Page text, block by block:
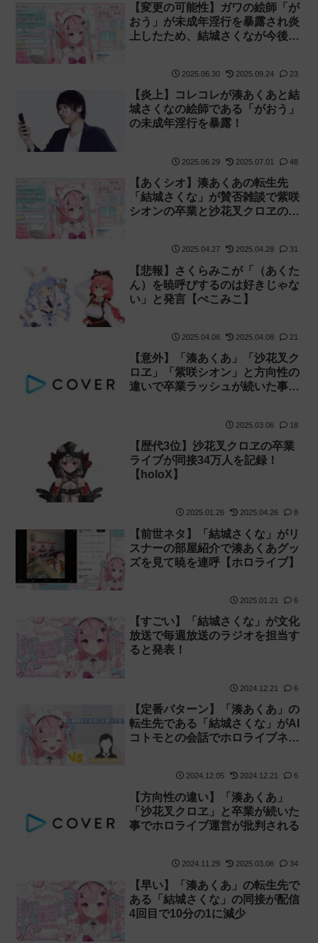
【変更の可能性】ガワの絵師「が
おう」が未成年淫行を暴露され炎
上したため、結城さくなが今後の
2025.06.30 2025.09.24 23
【炎上】コレコレが湊あくあと結
城さくなの絵師である「がおう」
の未成年淫行を暴露！
2025.06.29 2025.07.01 48
【あくシオ】湊あくあの転生先
「結城さくな」が賛否雑談で紫咲
シオンの卒業と沙花叉クロヱの転
2025.04.27 2025.04.28 31
【悲報】さくらみこが「（あくた
ん）を暁呼びするのは好きじゃな
い」と発言【ぺこみこ】
2025.04.06 2025.04.08 21
【意外】「湊あくあ」「沙花叉ク
ロヱ」「紫咲シオン」と方向性の
違いで卒業ラッシュが続いた事に
2025.03.06 18
【歴代3位】沙花叉クロヱの卒業
ライブが同接34万人を記録！
【holoX】
2025.01.26 2025.04.26 8
【前世ネタ】「結城さくな」がリ
スナーの部屋紹介で湊あくあグッ
ズを見て暁を連呼【ホロライブ】
2025.01.21 6
【すごい】「結城さくな」が文化
放送で毎週放送のラジオを担当す
ると発表！
2024.12.21 6
【定番パターン】「湊あくあ」の
転生先である「結城さくな」がAI
コトモとの会話でホロライブネタ
2024.12.05 2024.12.21 6
【方向性の違い】「湊あくあ」
「沙花叉クロヱ」と卒業が続いた
事でホロライブ運営が批判される
2024.11.29 2025.03.06 34
【早い】「湊あくあ」の転生先で
ある「結城さくな」の同接が配信
4回目で10分の1に減少